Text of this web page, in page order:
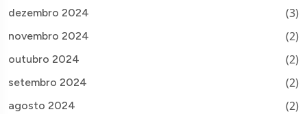
dezembro 2024 (3)
novembro 2024 (2)
outubro 2024 (2)
setembro 2024 (2)
agosto 2024 (2)